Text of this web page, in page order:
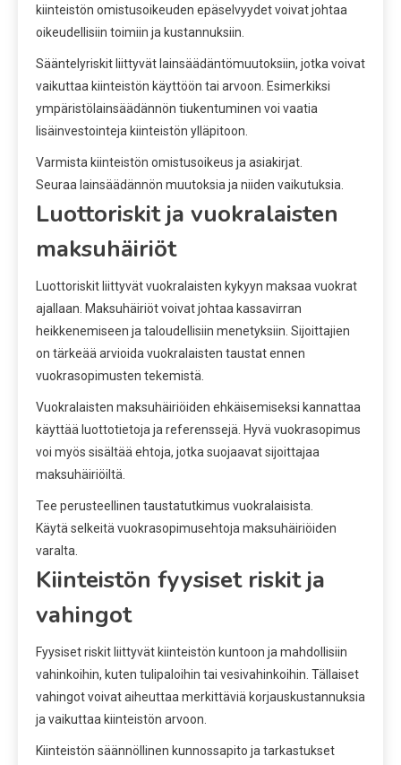
kiinteistön omistusoikeuden epäselvyydet voivat johtaa
oikeudellisiin toimiin ja kustannuksiin.
Sääntelyriskit liittyvät lainsäädäntömuutoksiin, jotka voivat
vaikuttaa kiinteistön käyttöön tai arvoon. Esimerkiksi
ympäristölainsäädännön tiukentuminen voi vaatia
lisäinvestointeja kiinteistön ylläpitoon.
Varmista kiinteistön omistusoikeus ja asiakirjat.
Seuraa lainsäädännön muutoksia ja niiden vaikutuksia.
Luottoriskit ja vuokralaisten
maksuhäiriöt
Luottoriskit liittyvät vuokralaisten kykyyn maksaa vuokrat
ajallaan. Maksuhäiriöt voivat johtaa kassavirran
heikkenemiseen ja taloudellisiin menetyksiin. Sijoittajien
on tärkeää arvioida vuokralaisten taustat ennen
vuokrasopimusten tekemistä.
Vuokralaisten maksuhäiriöiden ehkäisemiseksi kannattaa
käyttää luottotietoja ja referenssejä. Hyvä vuokrasopimus
voi myös sisältää ehtoja, jotka suojaavat sijoittajaa
maksuhäiriöiltä.
Tee perusteellinen taustatutkimus vuokralaisista.
Käytä selkeitä vuokrasopimusehtoja maksuhäiriöiden
varalta.
Kiinteistön fyysiset riskit ja
vahingot
Fyysiset riskit liittyvät kiinteistön kuntoon ja mahdollisiin
vahinkoihin, kuten tulipaloihin tai vesivahinkoihin. Tällaiset
vahingot voivat aiheuttaa merkittäviä korjauskustannuksia
ja vaikuttaa kiinteistön arvoon.
Kiinteistön säännöllinen kunnossapito ja tarkastukset